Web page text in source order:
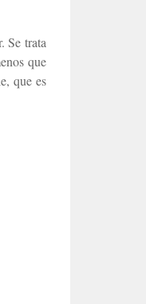
Se trata
que
que es